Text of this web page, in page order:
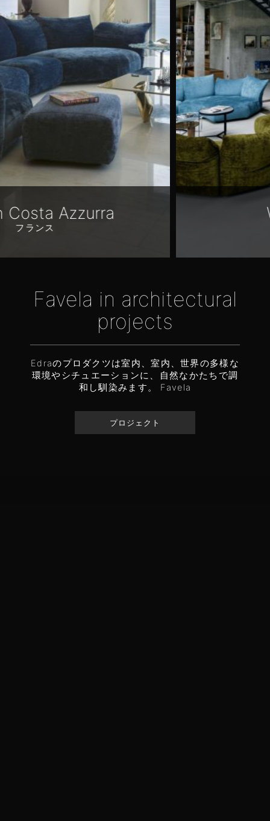
Favela in architectural
projects
Edraのプロダクツは室内、室内、世界の多様な
環境やシチュエーションに、自然なかたちで調
和し馴染みます。 Favela
プロジェクト